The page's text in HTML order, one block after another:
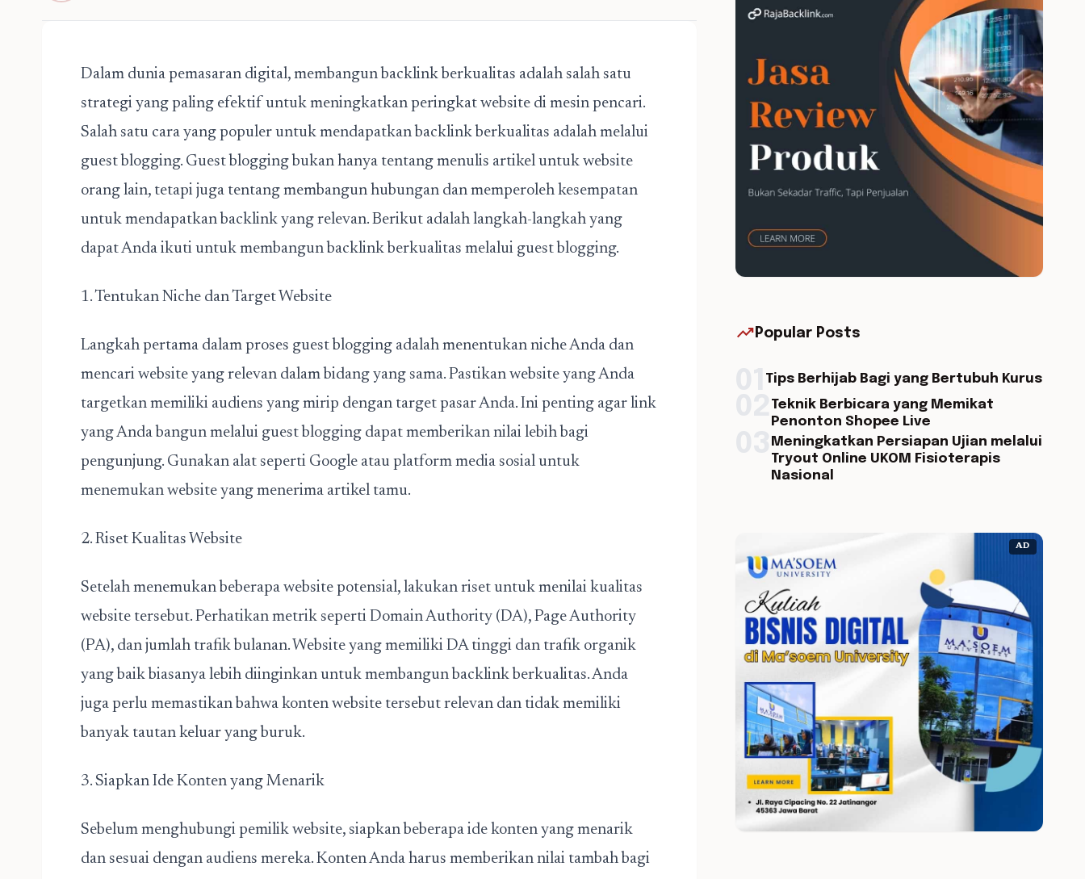
Dalam dunia pemasaran digital, membangun backlink berkualitas adalah salah satu
strategi yang paling efektif untuk meningkatkan peringkat website di mesin pencari.
Salah satu cara yang populer untuk mendapatkan backlink berkualitas adalah melalui
guest blogging. Guest blogging bukan hanya tentang menulis artikel untuk website
orang lain, tetapi juga tentang membangun hubungan dan memperoleh kesempatan
untuk mendapatkan backlink yang relevan. Berikut adalah langkah-langkah yang
dapat Anda ikuti untuk membangun backlink berkualitas melalui guest blogging.
1. Tentukan Niche dan Target Website
Langkah pertama dalam proses guest blogging adalah menentukan niche Anda dan
mencari website yang relevan dalam bidang yang sama. Pastikan website yang Anda
targetkan memiliki audiens yang mirip dengan target pasar Anda. Ini penting agar link
yang Anda bangun melalui guest blogging dapat memberikan nilai lebih bagi
pengunjung. Gunakan alat seperti Google atau platform media sosial untuk
menemukan website yang menerima artikel tamu.
2. Riset Kualitas Website
Setelah menemukan beberapa website potensial, lakukan riset untuk menilai kualitas
website tersebut. Perhatikan metrik seperti Domain Authority (DA), Page Authority
(PA), dan jumlah trafik bulanan. Website yang memiliki DA tinggi dan trafik organik
yang baik biasanya lebih diinginkan untuk membangun backlink berkualitas. Anda
juga perlu memastikan bahwa konten website tersebut relevan dan tidak memiliki
banyak tautan keluar yang buruk.
3. Siapkan Ide Konten yang Menarik
Sebelum menghubungi pemilik website, siapkan beberapa ide konten yang menarik
dan sesuai dengan audiens mereka. Konten Anda harus memberikan nilai tambah bagi
trending_up Popular Posts
Tips Berhijab Bagi yang Bertubuh Kurus
Teknik Berbicara yang Memikat
Penonton Shopee Live
Meningkatkan Persiapan Ujian melalui
Tryout Online UKOM Fisioterapis
Nasional
AD